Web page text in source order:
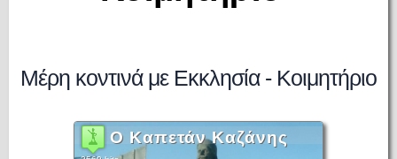
Μέρη κοντινά με Εκκλησία - Κοιμητήριο
Ο Καπετάν Καζάνης